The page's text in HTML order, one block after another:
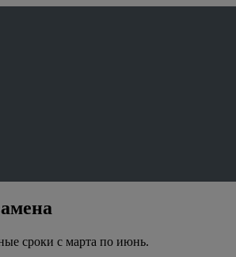
сроки с марта по июнь.